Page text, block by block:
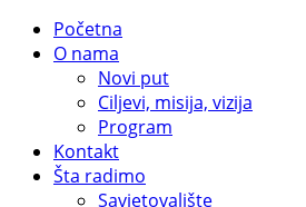
Početna
O nama
Novi put
Ciljevi, misija, vizija
Program
Kontakt
Šta radimo
Savjetovalište